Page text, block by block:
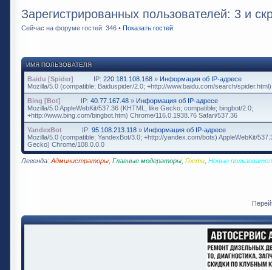
Зарегистрированных пользователей: 3 и
Сейчас на форуме гостей: 346 • Показать гостей
ИМЯ ПОЛЬЗОВАТЕЛЯ
Baidu [Spider] IP: 220.181.108.168 » Информация об IP-адресе
Mozilla/5.0 (compatible; Baiduspider/2.0; +http://www.baidu.com/search/spider.html)
Bing [Bot]
IP: 40.77.167.48 » Информация об IP-адресе
Mozilla/5.0 AppleWebKit/537.36 (KHTML, like Gecko; compatible; bingbot/2.0;
+http://www.bing.com/bingbot.htm) Chrome/116.0.1938.76 Safari/537.36
YandexBot
IP: 95.108.213.118 » Информация об IP-адресе
Mozilla/5.0 (compatible; YandexBot/3.0; +http://yandex.com/bots) AppleWebKit/
Gecko) Chrome/108.0.0.0
Легенда: Администраторы Главные модераторы Гости Новые